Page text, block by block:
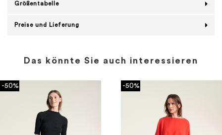
Größentabelle
Preise und Lieferung
Das könnte Sie auch interessieren
-50% -50%